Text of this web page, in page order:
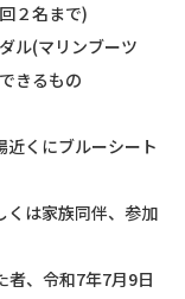
２名まで)
ル(マリンブーツ
きるもの
くにブルーシート
は家族同伴、参加
、令和7年7月9日